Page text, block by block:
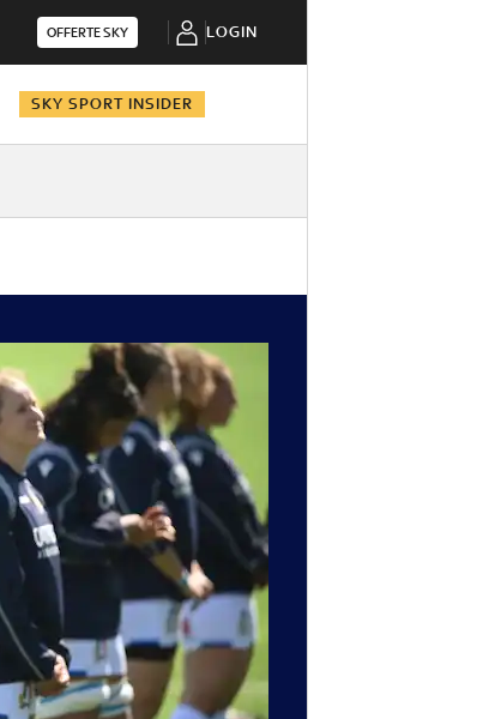
OFFERTE SKY LOGIN
SKY SPORT INSIDER